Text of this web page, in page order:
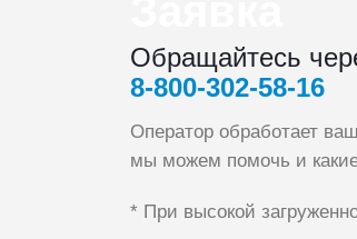
Обращайтесь
8‑800‑302‑58‑16
Оператор обработает
мы можем помочь и
* При высокой